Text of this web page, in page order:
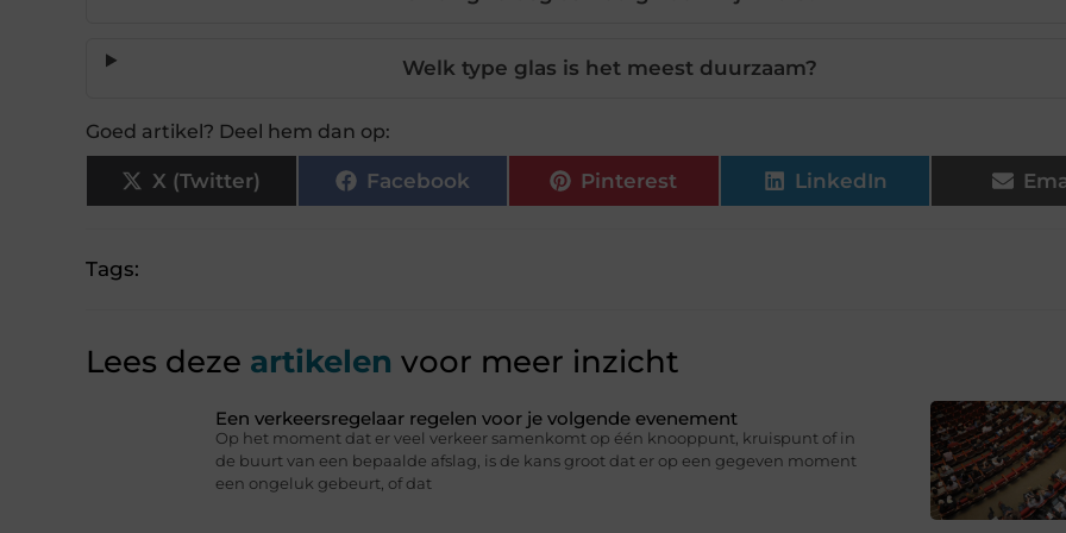
Welk type glas is het meest duurzaam?
Goed artikel? Deel hem dan op:
X (Twitter) Facebook Pinterest LinkedIn
Tags:
Lees deze artikelen voor meer inzicht
Een verkeersregelaar regelen voor je volgende evenement
Op het moment dat er veel verkeer samenkomt op één knooppunt, kruispunt of in
de buurt van een bepaalde afslag, is de kans groot dat er op een gegeven moment
een ongeluk gebeurt, of dat